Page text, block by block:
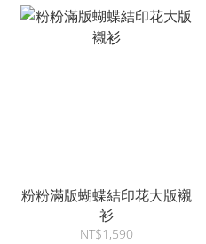
粉粉滿版蝴蝶結印花大版襯
衫
NT$1,590